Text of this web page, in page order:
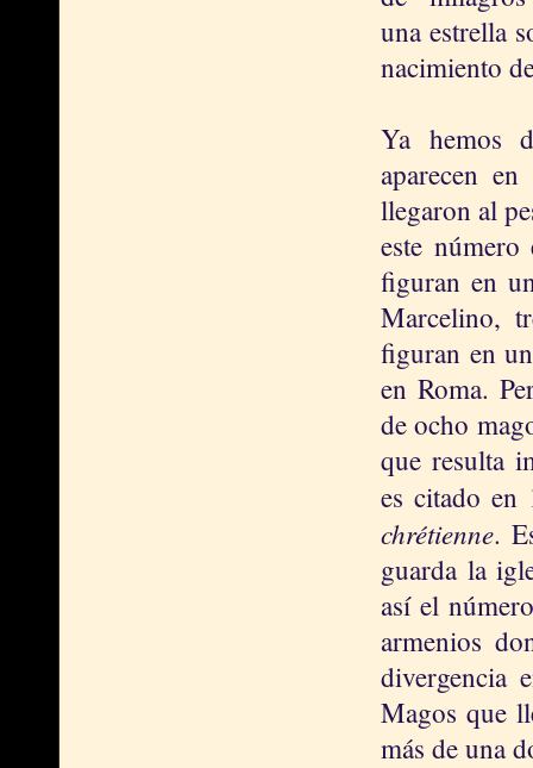
una estrella
nacimiento
Ya hemos
aparecen
llegaron al
este
figuran en
Marcelino,
figuran en
en Roma.
de ocho
que resulta
es citado
chrétienne.
guarda la
así el
armenios
divergencia
Magos que
más de una